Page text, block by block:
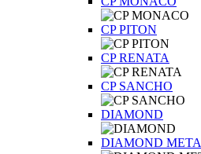
CP PITON
CP RENATA
CP SANCHO
DIAMOND
DIAMOND META